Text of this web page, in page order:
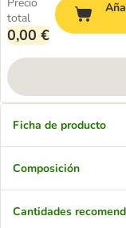
total
0,00 €
Ficha de producto
Composición
Cantidades